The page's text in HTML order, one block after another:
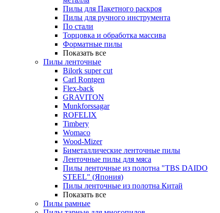
Пилы для Пакетного раскроя
Пилы для ручного инструмента
По стали
Торцовка и обработка массива
Форматные пилы
Показать все
Пилы ленточные
Bilork super cut
Carl Rontgen
Flex-back
GRAVITON
Munkforssagar
ROFELIX
Timbery
Womaco
Wood-Mizer
Биметаллические ленточные пилы
Ленточные пилы для мяса
Пилы ленточные из полотна "TBS DAIDO
STEEL" (Япония)
Пилы ленточные из полотна Китай
Показать все
Пилы рамные